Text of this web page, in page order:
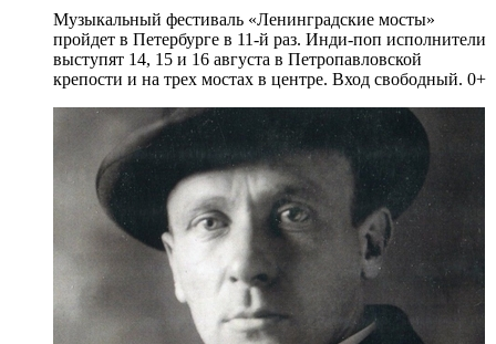
Музыкальный фестиваль «Ленинградские мосты»
пройдет в Петербурге в 11-й раз. Инди-поп исполнители
выступят 14, 15 и 16 августа в Петропавловской
крепости и на трех мостах в центре. Вход свободный. 0+